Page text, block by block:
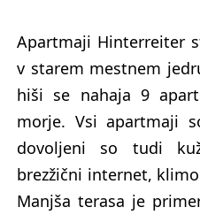
Apartmaji Hinterreiter
v starem mestnem
hiši se nahaja 9
morje. Vsi apartmaji
dovoljeni so tudi
brezžični internet,
Manjša terasa je